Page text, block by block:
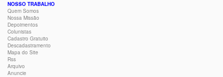
NOSSO TRABALHO
Quem Somos
Nossa Missão
Depoimentos
Colunistas
Cadastro Gratuito
Descadastramento
Mapa do Site
Rss
Arquivo
Anuncie